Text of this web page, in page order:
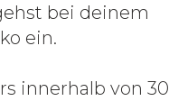
bei deinem
ein.
innerhalb von 30